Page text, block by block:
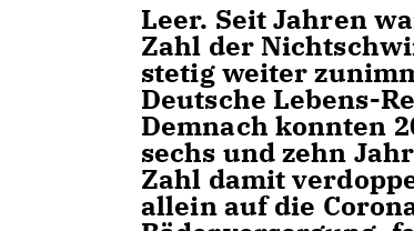
Leer. Seit Jahren
Zahl der
stetig weiter
Deutsche Lebens-
Demnach konnten
sechs und zehn
Zahl damit
allein auf die